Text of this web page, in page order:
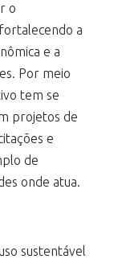
o
a
e a
Por meio
tem se
projetos de
e
de
onde atua.
sustentável